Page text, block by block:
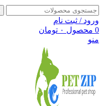
ورود / ثبت نام
0 محصول ۰ تومان
منو